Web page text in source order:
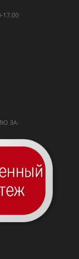
17.00
ЗА: